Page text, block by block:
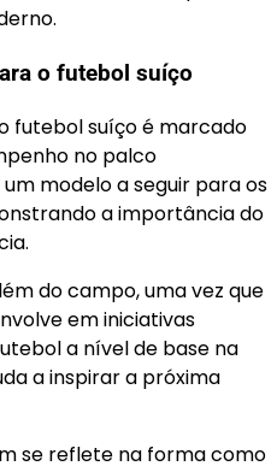
o futebol suíço
futebol suíço é marcado
no palco
modelo a seguir para os
a importância do
do campo, uma vez que
em iniciativas
a nível de base na
a inspirar a próxima
se reflete na forma como